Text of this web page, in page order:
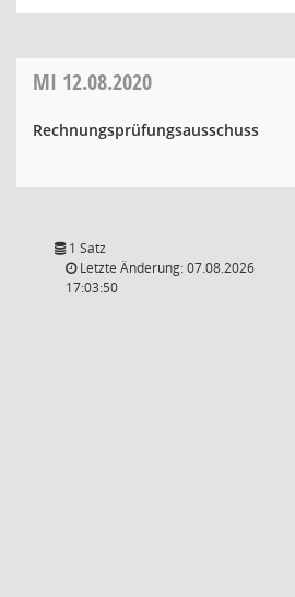
MI 12.08.2020
Rechnungsprüfungsausschuss
1 Satz
Letzte Änderung: 07.08.2026
17:03:50